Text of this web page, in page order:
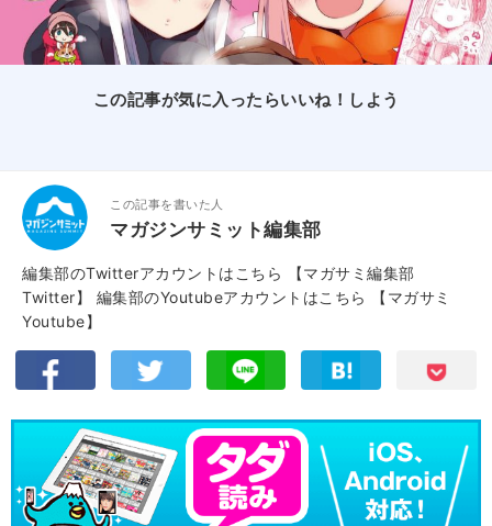
この記事が気に入ったらいいね！しよう
この記事を書いた人
マガジンサミット編集部
編集部のTwitterアカウントはこちら
【マガサミ編集部
Twitter】
編集部のYoutubeアカウントはこちら
【マガサミ
Youtube】